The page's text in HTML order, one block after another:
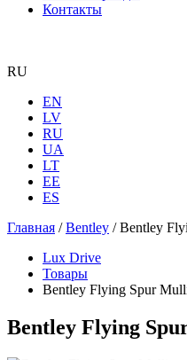
Контакты
RU
EN
LV
RU
UA
LT
EE
ES
Главная /Bentley / Bentley
Lux Drive
Товары
Bentley Flying Spur
Bentley Flying